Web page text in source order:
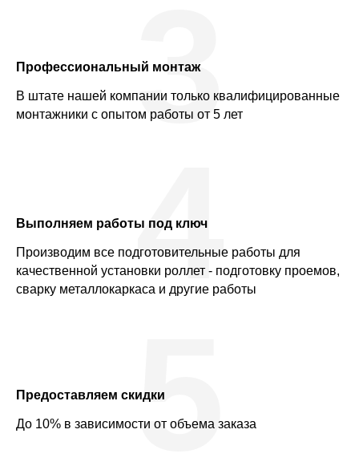
Профессиональный монтаж
В штате нашей компании только квалифицированные
монтажники с опытом работы от 5 лет
3
Выполняем работы под ключ
Производим все подготовительные работы для
качественной установки роллет - подготовку проемов,
сварку металлокаркаса и другие работы
4
Предоставляем скидки
До 10% в зависимости от объема заказа
5